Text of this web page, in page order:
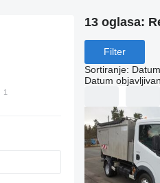
13 oglasa:
Filter
Sortiranje:
Datum